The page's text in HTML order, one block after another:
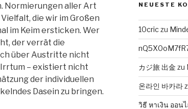
Normierungen aller Art
die wir im Großen
im Keim ersticken. Wer
der verrät die
über Austritte nicht
Irrtum – existiert nicht
der individuellen
Dasein zu bringen.
NEUESTE
10cric zu
カジ旅 出金 zu
온라인 바카라
วิธี หาเงิน ออน